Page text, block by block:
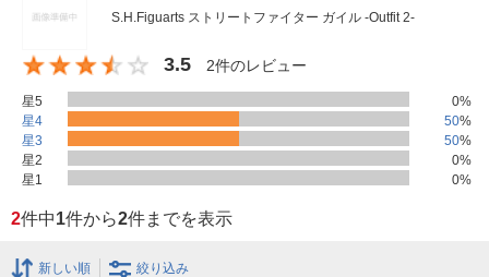
S.H.Figuarts ストリートファイター ガイル -Outfit 2-
3.5 2件のレビュー
星5 0%
星4
50%
星3
50%
星2
0%
星1
0%
2件中1件から2件までを表示
新しい順 絞り込み